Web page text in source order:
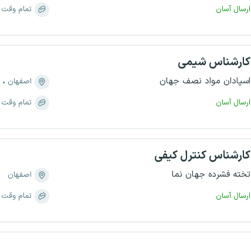
ارسال آسان
تمام وقت
کارشناس شیمی
اسپادان مواد نصف جهان
ارسال آسان
اصفهان
تمام وقت
کارشناس کنترل کیفی
تخته فشرده جهان نما
ارسال آسان
اصفهان
تمام وقت